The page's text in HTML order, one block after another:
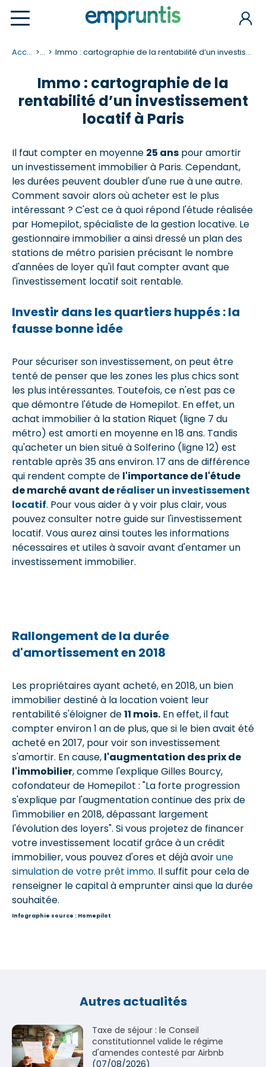
Accueil ... Immo : cartographie de la rentabilité d’un investissement locatif à Paris
Immo : cartographie de la
rentabilité d’un investissement
locatif à Paris
Il faut compter en moyenne 25 ans pour amortir
un investissement immobilier à Paris. Cependant,
les durées peuvent doubler d'une rue à une autre.
Comment savoir alors où acheter est le plus
intéressant ? C'est ce à quoi répond l'étude réalisée
par Homepilot, spécialiste de la gestion locative. Le
gestionnaire immobilier a ainsi dressé un plan des
stations de métro parisien précisant le nombre
d'années de loyer qu'il faut compter avant que
l'investissement locatif soit rentable.
Investir dans les quartiers huppés : la
fausse bonne idée
Pour sécuriser son investissement, on peut être
tenté de penser que les zones les plus chics sont
les plus intéressantes. Toutefois, ce n'est pas ce
que démontre l'étude de Homepilot. En effet, un
achat immobilier à la station Riquet (ligne 7 du
métro) est amorti en moyenne en 18 ans. Tandis
qu'acheter un bien situé à Solferino (ligne 12) est
rentable après 35 ans environ. 17 ans de différence
qui rendent compte de l'importance de l'étude
de marché avant deréaliser un investissement
locatif. Pour vous aider à y voir plus clair, vous
pouvez consulter notre guide sur l'investissement
locatif. Vous aurez ainsi toutes les informations
nécessaires et utiles à savoir avant d'entamer un
investissement immobilier.
Rallongement de la durée
d'amortissement en 2018
Les propriétaires ayant acheté, en 2018, un bien
immobilier destiné à la location voient leur
rentabilité s'éloigner de11 mois. En effet, il faut
compter environ 1 an de plus, que si le bien avait été
acheté en 2017, pour voir son investissement
s'amortir. En cause, l'augmentation des prix de
l'immobilier, comme l'explique Gilles Bourcy,
cofondateur de Homepilot : "La forte progression
s'explique par l'augmentation continue des prix de
l'immobilier en 2018, dépassant largement
l'évolution des loyers". Si vous projetez de financer
votre investissement locatif grâce à un crédit
immobilier, vous pouvez d'ores et déjà avoirune
simulation de votre prêt immo. Il suffit pour cela de
renseigner le capital à emprunter ainsi que la durée
souhaitée.
Infographie source : Homepilot
Autres actualités
Taxe de séjour : le Conseil
constitutionnel valide le régime
d'amendes contesté par Airbnb
(07/08/2026)